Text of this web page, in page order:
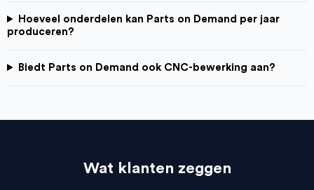
Hoeveel onderdelen kan Parts on Demand per jaar
produceren?
Biedt Parts on Demand ook CNC-bewerking aan?
Wat klanten zeggen